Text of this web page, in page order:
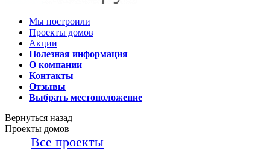
Мы построили
Проекты домов
Акции
Полезная информация
О компании
Контакты
Отзывы
Выбрать местоположение
Вернуться назад
Проекты домов
Все проекты